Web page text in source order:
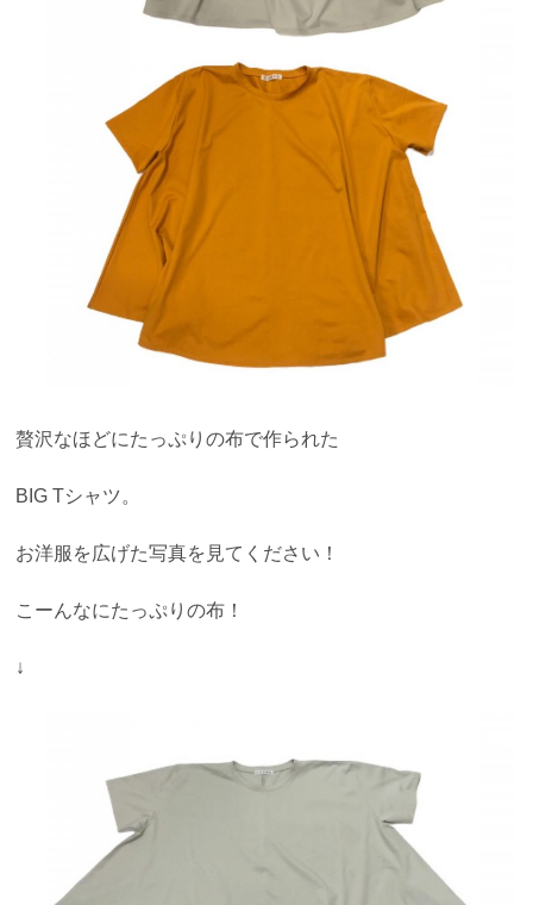
贅沢なほどにたっぷりの布で作られた
BIG Tシャツ。
お洋服を広げた写真を見てください！
こーんなにたっぷりの布！
↓